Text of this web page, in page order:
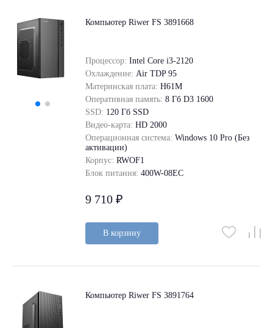
Компьютер Riwer FS 3891668
Процессор: Intel Core i3-2120
Охлаждение: Air TDP 95
Материнская плата: H61M
Оперативная память: 8 Гб D3 1600
SSD: 120 Гб SSD
Видео-карта: HD 2000
Операционная система: Windows 10 Pro (Без
активации)
Корпус: RWOF1
Блок питания: 400W-08EC
9 710 ₽
В корзину
Компьютер Riwer FS 3891764